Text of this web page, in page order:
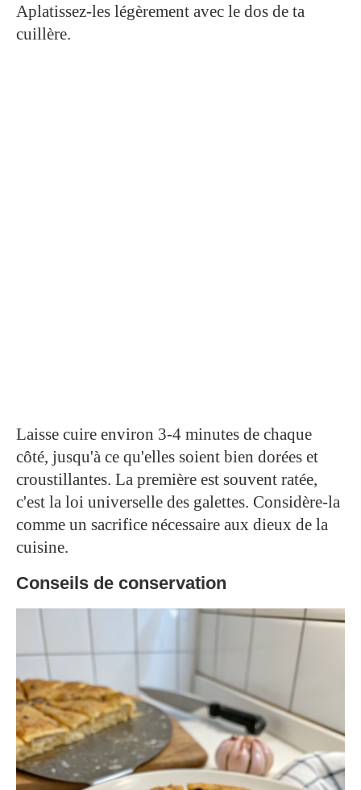
Aplatissez-les légèrement avec le dos de ta
cuillère.
Laisse cuire environ 3-4 minutes de chaque
côté, jusqu'à ce qu'elles soient bien dorées et
croustillantes. La première est souvent ratée,
c'est la loi universelle des galettes. Considère-la
comme un sacrifice nécessaire aux dieux de la
cuisine.
Conseils de conservation